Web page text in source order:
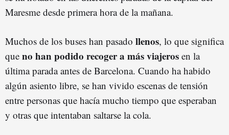
Maresme desde primera hora de la mañana.
Muchos de los buses han pasado llenos, lo que significa
que no han podido recoger a más viajeros en la
última parada antes de Barcelona. Cuando ha habido
algún asiento libre, se han vivido escenas de tensión
entre personas que hacía mucho tiempo que esperaban
y otras que intentaban saltarse la cola.